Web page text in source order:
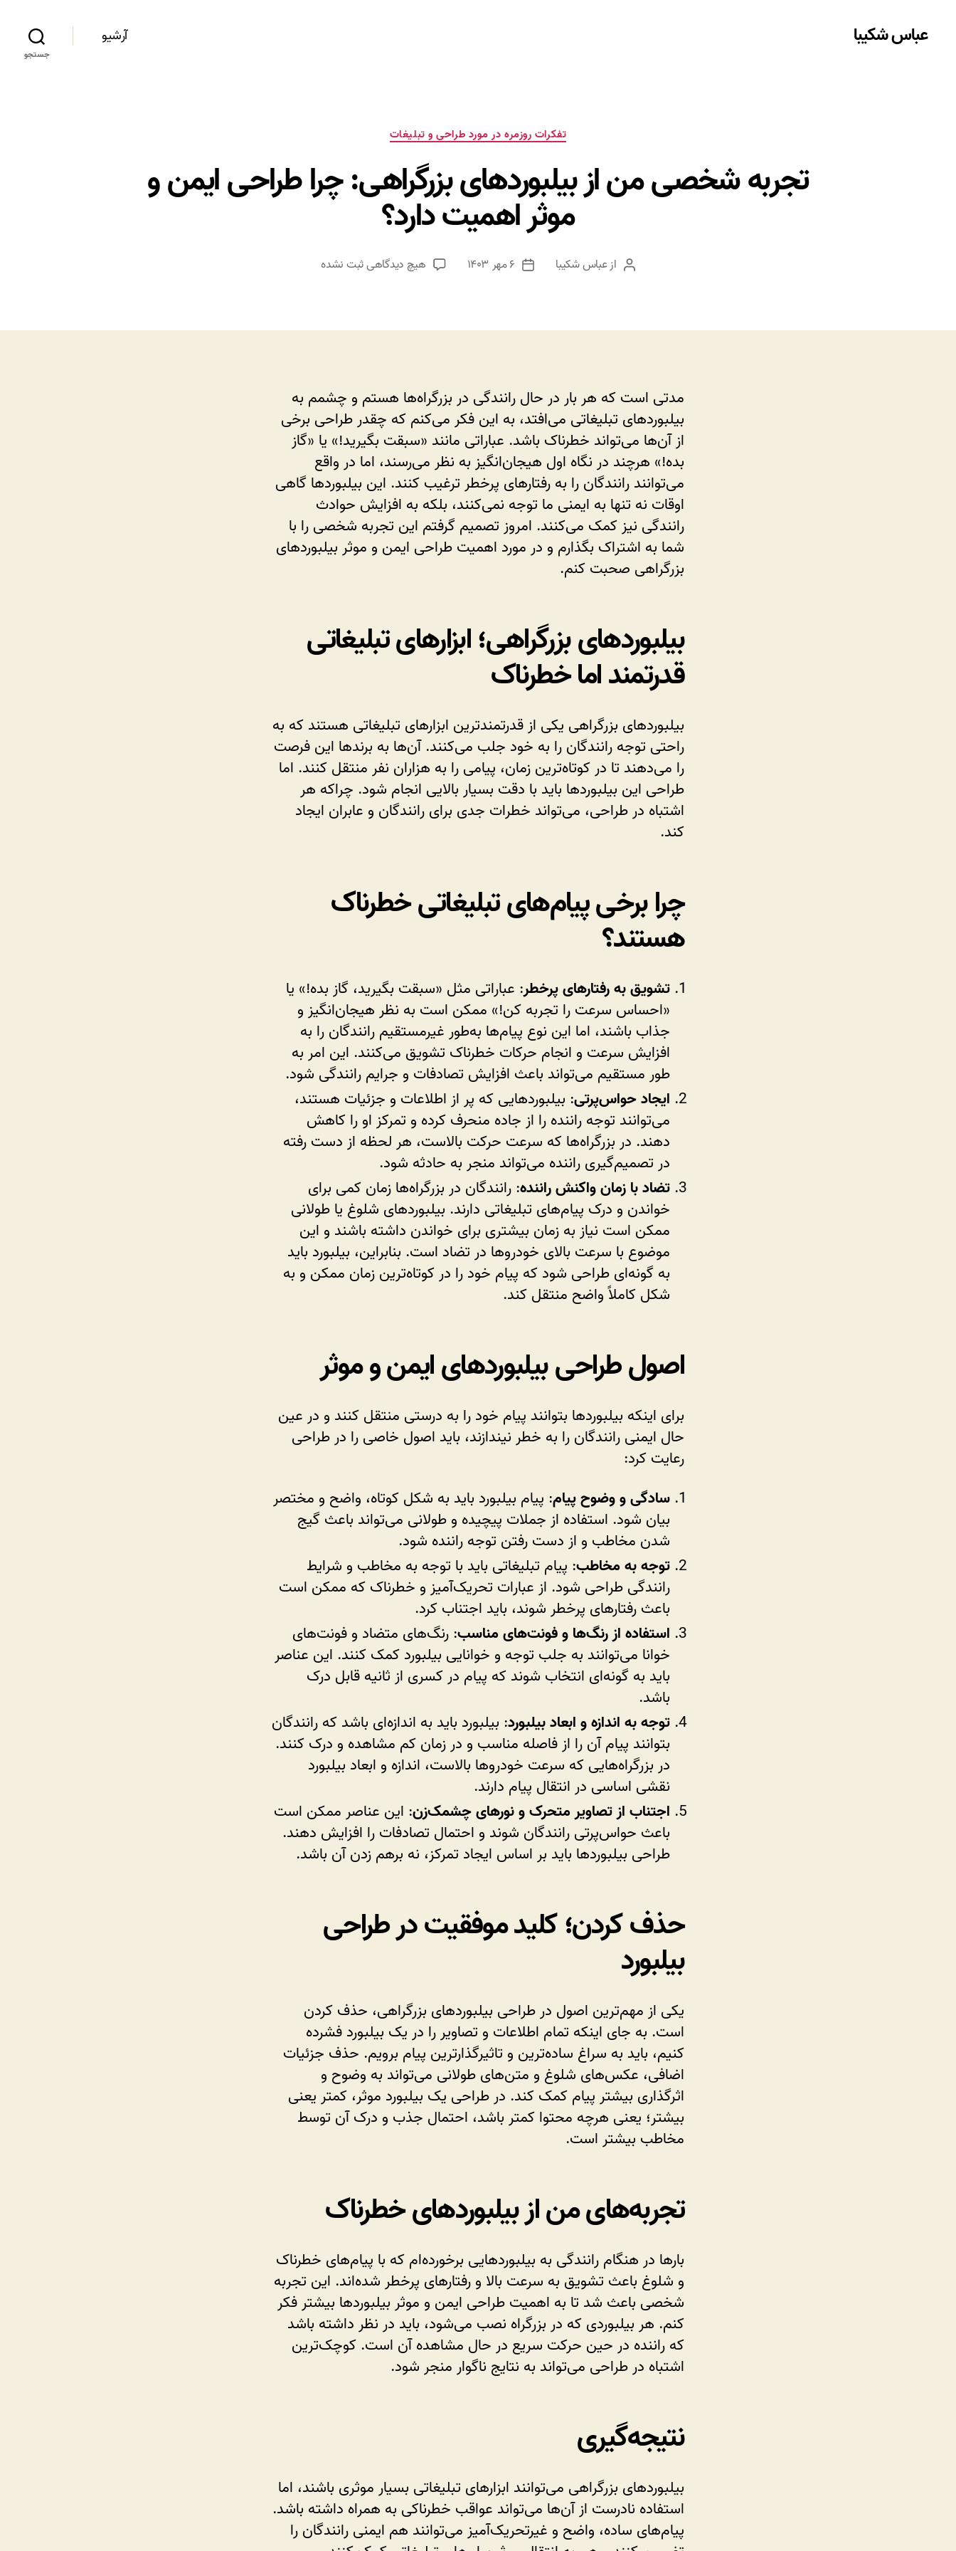
عباس شکیبا آرشیو
جستجو
دسته‌ها
تفکرات روزمره در مورد طراحی و تبلیغات
تجربه شخصی من از بیلبوردهای بزرگراهی: چرا طراحی ایمن و
موثر اهمیت دارد؟
نویسنده
ازعباس شکیبا
تاریخ
۶ مهر ۱۴۰۳ هیچ دیدگاهیبرای
از
طراحی
ایمن
موثر
اهمیت
دارد؟
ثبت نشده
مدتی است که هر بار در حال رانندگی در بزرگراه‌ها هستم و چشمم به
بیلبوردهای تبلیغاتی می‌افتد، به این فکر می‌کنم که چقدر طراحی برخی
از آن‌ها می‌تواند خطرناک باشد. عباراتی مانند «سبقت بگیرید!» یا «گاز
بده!» هرچند در نگاه اول هیجان‌انگیز به نظر می‌رسند، اما در واقع
می‌توانند رانندگان را به رفتارهای پرخطر ترغیب کنند. این بیلبوردها گاهی
اوقات نه تنها به ایمنی ما توجه نمی‌کنند، بلکه به افزایش حوادث
رانندگی نیز کمک می‌کنند. امروز تصمیم گرفتم این تجربه شخصی را با
شما به اشتراک بگذارم و در مورد اهمیت طراحی ایمن و موثر بیلبوردهای
بزرگراهی صحبت کنم.
بیلبوردهای بزرگراهی؛ ابزارهای تبلیغاتی
قدرتمند اما خطرناک
بیلبوردهای بزرگراهی یکی از قدرتمندترین ابزارهای تبلیغاتی هستند که به
راحتی توجه رانندگان را به خود جلب می‌کنند. آن‌ها به برندها این فرصت
را می‌دهند تا در کوتاه‌ترین زمان، پیامی را به هزاران نفر منتقل کنند. اما
طراحی این بیلبوردها باید با دقت بسیار بالایی انجام شود. چراکه هر
اشتباه در طراحی، می‌تواند خطرات جدی برای رانندگان و عابران ایجاد
کند.
چرا برخی پیام‌های تبلیغاتی خطرناک
هستند؟
تشویق به رفتارهای پرخطر: عباراتی مثل «سبقت بگیرید، گاز بده!» یا
«احساس سرعت را تجربه کن!» ممکن است به نظر هیجان‌انگیز و
جذاب باشند، اما این نوع پیام‌ها به‌طور غیرمستقیم رانندگان را به
افزایش سرعت و انجام حرکات خطرناک تشویق می‌کنند. این امر به
طور مستقیم می‌تواند باعث افزایش تصادفات و جرایم رانندگی شود.
ایجاد حواس‌پرتی: بیلبوردهایی که پر از اطلاعات و جزئیات هستند،
می‌توانند توجه راننده را از جاده منحرف کرده و تمرکز او را کاهش
دهند. در بزرگراه‌ها که سرعت حرکت بالاست، هر لحظه از دست رفته
در تصمیم‌گیری راننده می‌تواند منجر به حادثه شود.
تضاد با زمان واکنش راننده: رانندگان در بزرگراه‌ها زمان کمی برای
خواندن و درک پیام‌های تبلیغاتی دارند. بیلبوردهای شلوغ یا طولانی
ممکن است نیاز به زمان بیشتری برای خواندن داشته باشند و این
موضوع با سرعت بالای خودروها در تضاد است. بنابراین، بیلبورد باید
به گونه‌ای طراحی شود که پیام خود را در کوتاه‌ترین زمان ممکن و به
شکل کاملاً واضح منتقل کند.
اصول طراحی بیلبوردهای ایمن و موثر
برای اینکه بیلبوردها بتوانند پیام خود را به درستی منتقل کنند و در عین
حال ایمنی رانندگان را به خطر نیندازند، باید اصول خاصی را در طراحی
رعایت کرد:
سادگی و وضوح پیام: پیام بیلبورد باید به شکل کوتاه، واضح و مختصر
بیان شود. استفاده از جملات پیچیده و طولانی می‌تواند باعث گیج
شدن مخاطب و از دست رفتن توجه راننده شود.
توجه به مخاطب: پیام تبلیغاتی باید با توجه به مخاطب و شرایط
رانندگی طراحی شود. از عبارات تحریک‌آمیز و خطرناک که ممکن است
باعث رفتارهای پرخطر شوند، باید اجتناب کرد.
استفاده از رنگ‌ها و فونت‌های مناسب: رنگ‌های متضاد و فونت‌های
خوانا می‌توانند به جلب توجه و خوانایی بیلبورد کمک کنند. این عناصر
باید به گونه‌ای انتخاب شوند که پیام در کسری از ثانیه قابل درک
باشد.
توجه به اندازه و ابعاد بیلبورد: بیلبورد باید به اندازه‌ای باشد که رانندگان
بتوانند پیام آن را از فاصله مناسب و در زمان کم مشاهده و درک کنند.
در بزرگراه‌هایی که سرعت خودروها بالاست، اندازه و ابعاد بیلبورد
نقشی اساسی در انتقال پیام دارند.
اجتناب از تصاویر متحرک و نورهای چشمک‌زن: این عناصر ممکن است
باعث حواس‌پرتی رانندگان شوند و احتمال تصادفات را افزایش دهند.
طراحی بیلبوردها باید بر اساس ایجاد تمرکز، نه برهم زدن آن باشد.
حذف کردن؛ کلید موفقیت در طراحی
بیلبورد
یکی از مهم‌ترین اصول در طراحی بیلبوردهای بزرگراهی، حذف کردن
است. به جای اینکه تمام اطلاعات و تصاویر را در یک بیلبورد فشرده
کنیم، باید به سراغ ساده‌ترین و تاثیرگذارترین پیام برویم. حذف جزئیات
اضافی، عکس‌های شلوغ و متن‌های طولانی می‌تواند به وضوح و
اثرگذاری بیشتر پیام کمک کند. در طراحی یک بیلبورد موثر، کمتر یعنی
بیشتر؛ یعنی هرچه محتوا کمتر باشد، احتمال جذب و درک آن توسط
مخاطب بیشتر است.
تجربه‌های من از بیلبوردهای خطرناک
بارها در هنگام رانندگی به بیلبوردهایی برخورده‌ام که با پیام‌های خطرناک
و شلوغ باعث تشویق به سرعت بالا و رفتارهای پرخطر شده‌اند. این تجربه
شخصی باعث شد تا به اهمیت طراحی ایمن و موثر بیلبوردها بیشتر فکر
کنم. هر بیلبوردی که در بزرگراه نصب می‌شود، باید در نظر داشته باشد
که راننده در حین حرکت سریع در حال مشاهده آن است. کوچک‌ترین
اشتباه در طراحی می‌تواند به نتایج ناگوار منجر شود.
نتیجه‌گیری
بیلبوردهای بزرگراهی می‌توانند ابزارهای تبلیغاتی بسیار موثری باشند، اما
استفاده نادرست از آن‌ها می‌تواند عواقب خطرناکی به همراه داشته باشد.
پیام‌های ساده، واضح و غیرتحریک‌آمیز می‌توانند هم ایمنی رانندگان را